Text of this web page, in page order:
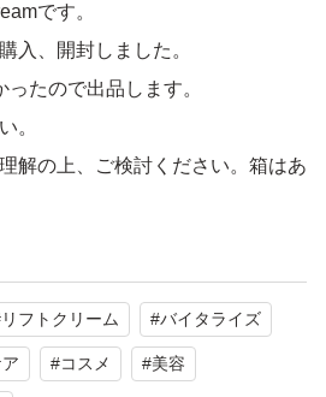
です。
入、開封しました。
たので出品します。
。
解の上、ご検討ください。箱はあ
リフトクリーム #バイタライズ
#コスメ #美容